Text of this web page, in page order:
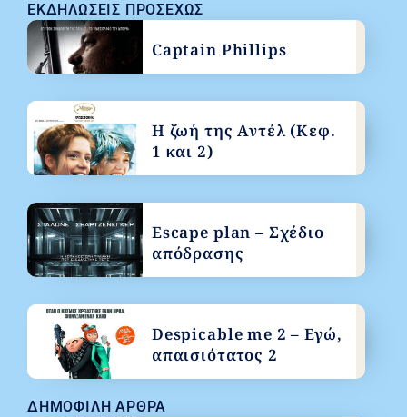
ΔΗΜΟΦΙΛΉ ΆΡΘΡΑ
ΕΚΔΗΛΏΣΕΙΣ ΠΡΟΣΕΧΏΣ
Captain Phillips
Η ζωή της Αντέλ (Κεφ.
1 και 2)
Escape plan – Σχέδιο
απόδρασης
Despicable me 2 – Εγώ,
απαισιότατος 2